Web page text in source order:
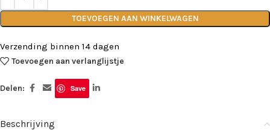
TOEVOEGEN AAN WINKELWAGEN
Verzending binnen 14 dagen
Toevoegen aan verlanglijstje
Delen: Save
Beschrijving